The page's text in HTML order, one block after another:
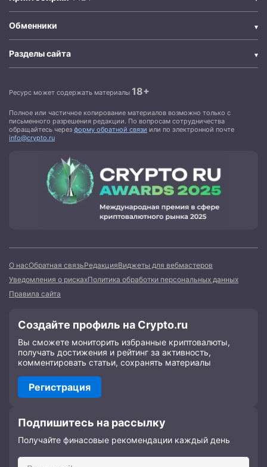
Обменники
Разделы сайта
Ресурс может содержать материалы 18+
Полное или частичное копирование материалов возможно только с
письменного разрешения редакции. По вопросам сотрудничества
обращайтесь через форму обратной связи или по электронной почте
info@crypto.ru
О насОбратная связьРедакцияВиджеты для вебмастеров
Уведомления о рискахПолитика обработки персональных данных
Правила сайта
Создайте профиль на Crypto.ru
Вы сможете мониторить избранные криптовалюты,
получать достижения и рейтинг за активность,
комментировать статьи, сохранять материалы
Регистрация
Подпишитесь на рассылку
Получайте финасовые рекомендации каждый день